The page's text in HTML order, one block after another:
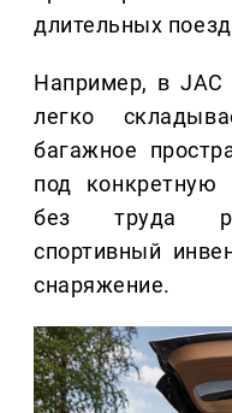
длительных
Например, в JAC
легко
багажное
под конкретную
без труда
спортивный
снаряжение.